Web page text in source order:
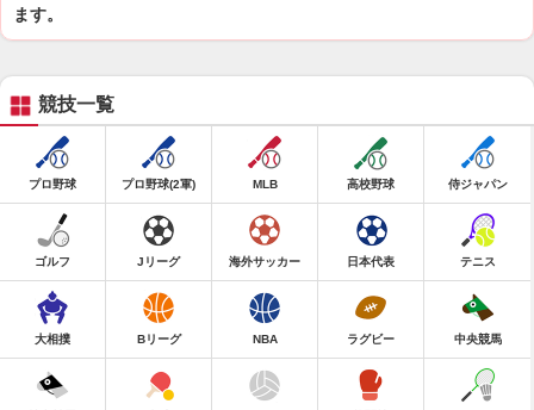
ます。
競技一覧
プロ野球 プロ野球(2軍) MLB 高校野球 侍ジャパン
ゴルフ Jリーグ 海外サッカー 日本代表 テニス
大相撲 Bリーグ NBA ラグビー 中央競馬